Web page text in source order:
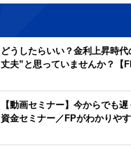
どうしたらいい？金利上昇時
丈夫”と思っていませんか？【
【動画セミナー】今からでも
資金セミナー／FPがわかりや